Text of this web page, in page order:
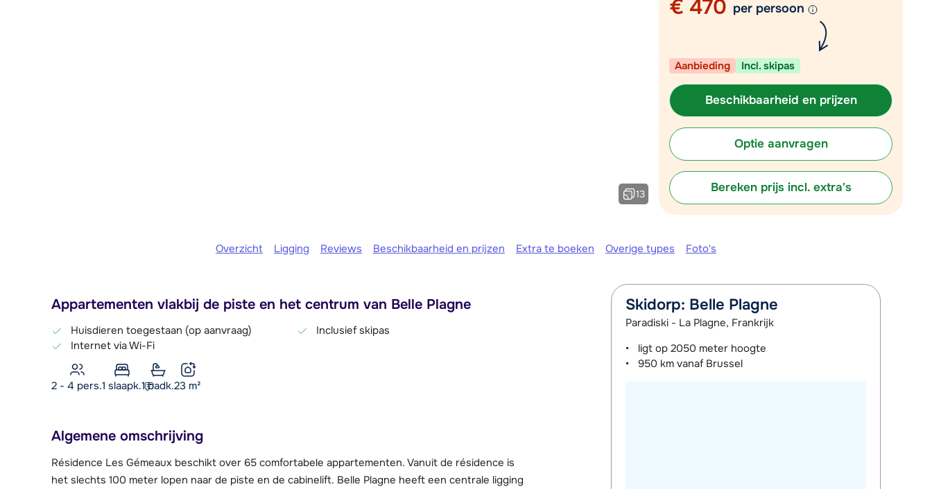
Plan een terugbelverzoek
Chat met wintersportspecialist
Bel ons via 03 3037838
13
€ 470 per persoon
Aanbieding Incl. skipas
Beschikbaarheid en prijzen
Optie aanvragen
Bereken prijs incl. extra's
Overzicht Ligging Reviews Beschikbaarheid en prijzen Extra te boeken Overige types Foto's
Appartementen vlakbij de piste en het centrum van Belle Plagne
Huisdieren toegestaan (op aanvraag)
Internet via Wi-Fi
Inclusief skipas
2 - 4 pers.1 slaapk.1 badk.23 m²
Algemene omschrijving
Résidence Les Gémeaux beschikt over 65 comfortabele appartementen. Vanuit de résidence is
het slechts 100 meter lopen naar de piste en de cabinelift. Belle Plagne heeft een centrale ligging
Skidorp: Belle Plagne
Paradiski - La Plagne, Frankrijk
ligt op2050 meter hoogte
950 km vanaf Brussel